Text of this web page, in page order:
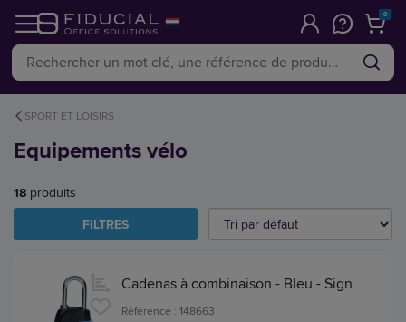
0
SPORT ET LOISIRS
Equipements vélo
18 produits
FILTRES
Cadenas à combinaison - Bleu - Sign
Référence : 148663